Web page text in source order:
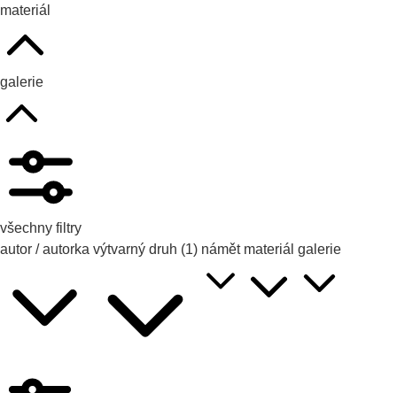
materiál
galerie
všechny filtry
autor / autorka výtvarný druh (1) námět materiál galerie